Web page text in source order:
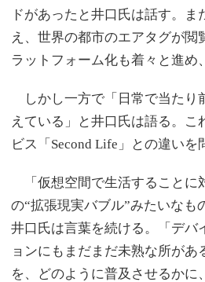
ドがあったと井口氏は話す。
え、世界の都市のエアタグが
ラットフォーム化も着々と進め
しかし一方で「日常で当たり
えている」と井口氏は語る。
ビス「Second Life」との違いを
「仮想空間で生活することに
の“拡張現実バブル”みたいなも
井口氏は言葉を続ける。「デバ
ョンにもまだまだ未熟な所が
を、どのように普及させるかに